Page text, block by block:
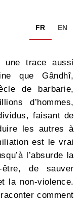
FR EN
une trace aussi
que Gândhî,
de barbarie,
d’hommes,
faisant de
les autres à
est le vrai
l’absurde la
être, de sauver
la non-violence.
comment